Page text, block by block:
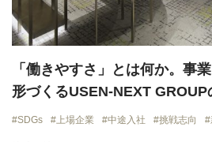
「働きやすさ」とは何か。事
形づくるUSEN-NEXT GROUP
SDGs 上場企業 中途入社 挑戦志向